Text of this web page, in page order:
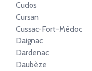
Cudos
Cursan
Cussac-Fort-Médoc
Daignac
Dardenac
Daubèze